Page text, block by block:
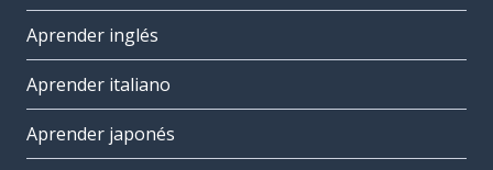
Aprender inglés
Aprender italiano
Aprender japonés